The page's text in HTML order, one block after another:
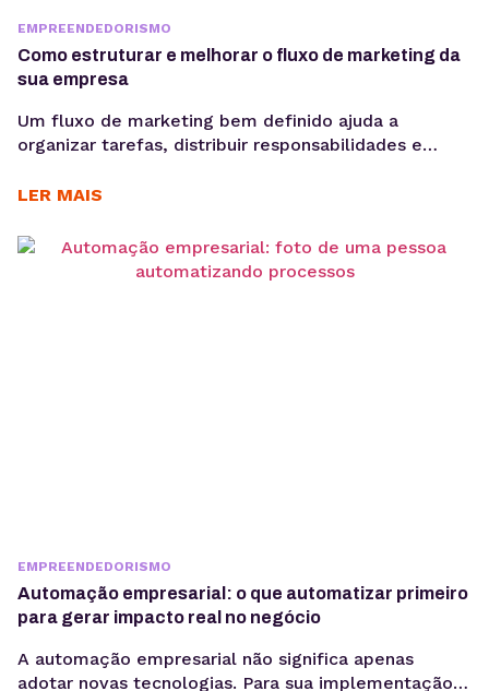
EMPREENDEDORISMO
Como estruturar e melhorar o fluxo de marketing da
sua empresa
Um fluxo de marketing bem definido ajuda a
organizar tarefas, distribuir responsabilidades e
consistente. E o uso de ferramentas como um
ao centralizar processos de planejamento,
aprovação e publicação. Para ter bons resultados
LER MAIS
EMPREENDEDORISMO
Automação empresarial: o que automatizar primeiro
para gerar impacto real no negócio
A automação empresarial não significa apenas
adotar novas tecnologias. Para sua implementação